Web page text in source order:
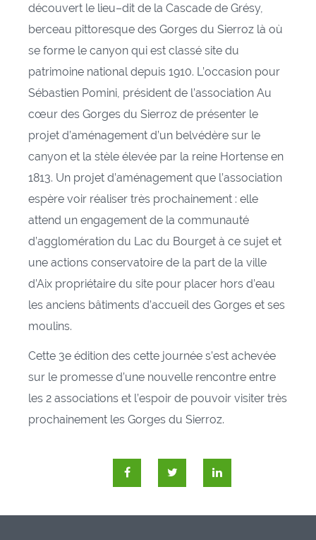
découvert le lieu–dit de la Cascade de Grésy,
berceau pittoresque des Gorges du Sierroz là où
se forme le canyon qui est classé site du
patrimoine national depuis 1910. L’occasion pour
Sébastien Pomini, président de l’association Au
cœur des Gorges du Sierroz de présenter le
projet d’aménagement d’un belvédère sur le
canyon et la stèle élevée par la reine Hortense en
1813. Un projet d’aménagement que l’association
espère voir réaliser très prochainement : elle
attend un engagement de la communauté
d’agglomération du Lac du Bourget à ce sujet et
une actions conservatoire de la part de la ville
d’Aix propriétaire du site pour placer hors d’eau
les anciens bâtiments d’accueil des Gorges et ses
moulins.
Cette 3e édition des cette journée s’est achevée
sur le promesse d’une nouvelle rencontre entre
les 2 associations et l’espoir de pouvoir visiter très
prochainement les Gorges du Sierroz.